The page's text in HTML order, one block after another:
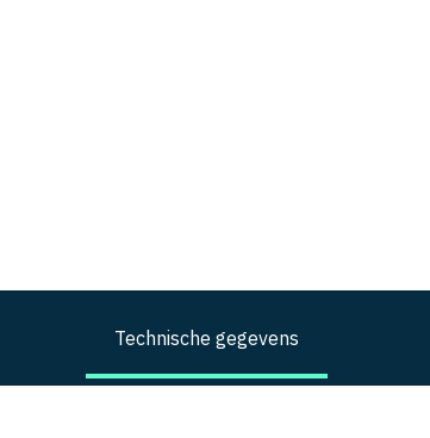
Technische gegevens